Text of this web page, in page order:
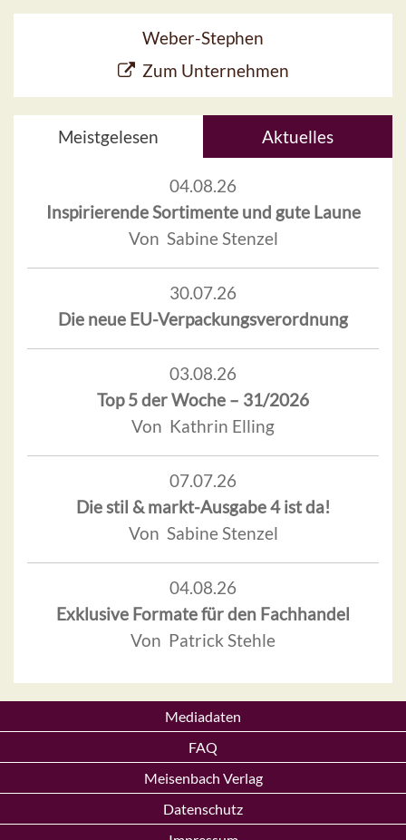
Weber-Stephen
Zum Unternehmen
Meistgelesen Aktuelles
04.08.26
Inspirierende Sortimente und gute Laune
Von Sabine Stenzel
30.07.26
Die neue EU-Verpackungsverordnung
03.08.26
Top 5 der Woche – 31/2026
Von Kathrin Elling
07.07.26
Die stil & markt-Ausgabe 4 ist da!
Von Sabine Stenzel
04.08.26
Exklusive Formate für den Fachhandel
Von Patrick Stehle
Mediadaten
FAQ
Meisenbach Verlag
Datenschutz